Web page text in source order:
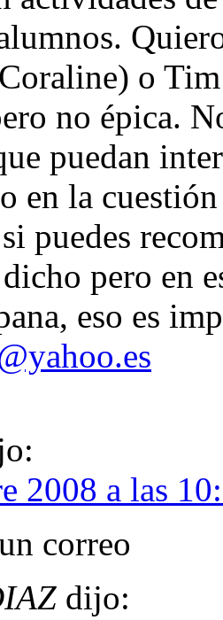
o
no épica.
puedan
en la
puedes
pero en
eso es
2008 a las
correo
dijo: